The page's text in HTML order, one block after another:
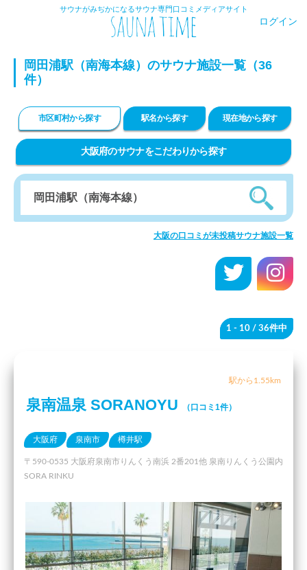
サウナがみぢかになるサウナ専門口コミメディアサイト
ログイン
岡田浦駅（南海本線）のサウナ施設一覧（36
件）
市区町村から探す 駅名から探す 現在地から探す
大阪府のサウナをこだわりから探す
大阪の口コミが未投稿サウナ施設一覧
1 - 10 / 36件中
駅から1.55km
泉南温泉 SORANOYU （口コミ1件）
大阪府 泉南市 樽井駅
〒590-0535 大阪府泉南市りんくう南浜 2番201他 泉南りんくう公園内
SORA RINKU